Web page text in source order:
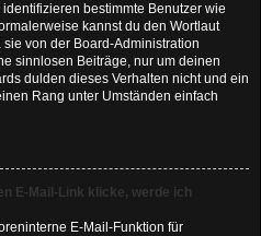
bestimmte Benutzer wie
kannst du den Wortlaut
von der Board-Administration
sinnlosen Beiträge, nur um deinen
dulden dieses Verhalten nicht und ein
Rang unter Umständen einfach
E-Mail-Link klicke, werde ich
E-Mail-Funktion für